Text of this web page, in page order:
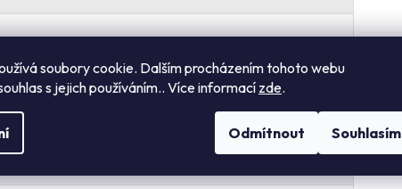
soubory cookie. Dalším procházením tohoto webu
s jejich používáním.. Více informacízde.
Odmítnout Souhlasím